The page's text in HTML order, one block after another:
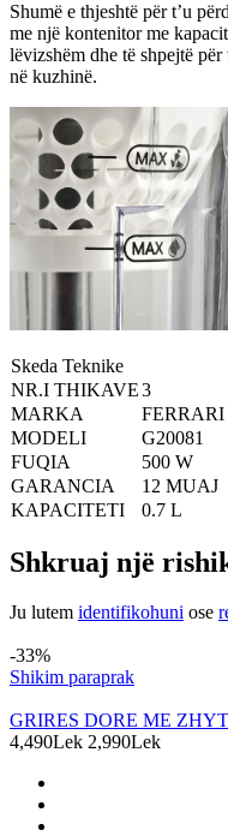
Shumë e thjeshtë për t’u
me një kontenitor me
lëvizshëm dhe të shpejtë
në kuzhinë.
Skeda Teknike
NR.I THIKAVE3
MARKA
FERRARI
MODELI
G20081
FUQIA
500 W
GARANCIA
12 MUAJ
KAPACITETI
0.7 L
Shkruaj një
Ju lutem identifikohuni ose
-33%
Shikim paraprak
GRIRES DORE ME
4,490Lek 2,990Lek